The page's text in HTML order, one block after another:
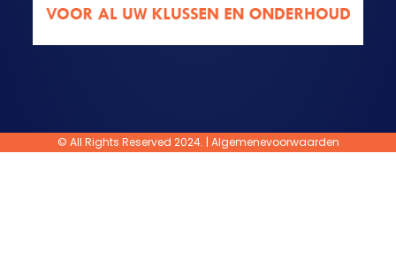
© All Rights Reserved 2024. | Algemenevoorwaarden